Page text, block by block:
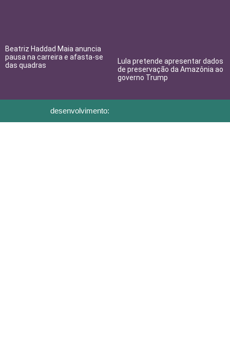
Beatriz Haddad Maia anuncia
pausa na carreira e afasta-se
das quadras
Lula pretende apresentar dados
de preservação da Amazônia ao
governo Trump
desenvolvimento: